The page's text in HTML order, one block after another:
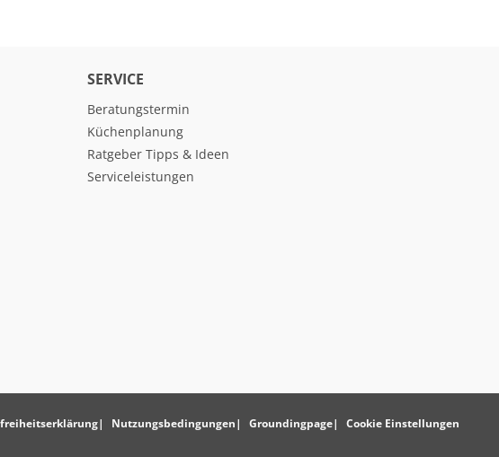
SERVICE
Beratungstermin
Küchenplanung
Ratgeber Tipps & Ideen
Serviceleistungen
Nutzungsbedingungen Groundingpage Cookie Einstellungen